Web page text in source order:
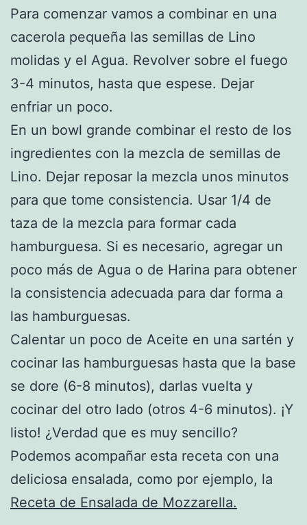
Para comenzar vamos a combinar en una
cacerola pequeña las semillas de Lino
molidas y el Agua. Revolver sobre el fuego
3-4 minutos, hasta que espese. Dejar
enfriar un poco.
En un bowl grande combinar el resto de los
ingredientes con la mezcla de semillas de
Lino. Dejar reposar la mezcla unos minutos
para que tome consistencia. Usar 1/4 de
taza de la mezcla para formar cada
hamburguesa. Si es necesario, agregar un
poco más de Agua o de Harina para obtener
la consistencia adecuada para dar forma a
las hamburguesas.
Calentar un poco de Aceite en una sartén y
cocinar las hamburguesas hasta que la base
se dore (6-8 minutos), darlas vuelta y
cocinar del otro lado (otros 4-6 minutos). ¡Y
listo! ¿Verdad que es muy sencillo?
Podemos acompañar esta receta con una
deliciosa ensalada, como por ejemplo, la
Receta de Ensalada de Mozzarella.